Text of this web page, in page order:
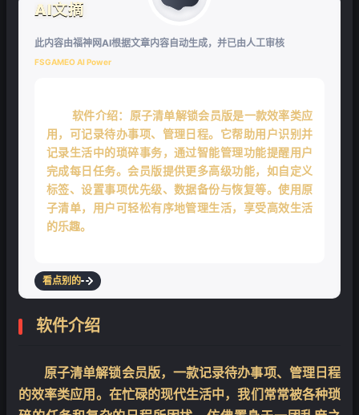
AI文摘
此内容由福神网AI根据文章内容自动生成，并已由人工审核
FSGAMEO AI Power
软件介绍：原子清单解锁会员版是一款效率类应
用，可记录待办事项、管理日程。它帮助用户识别并
记录生活中的琐碎事务，通过智能管理功能提醒用户
完成每日任务。会员版提供更多高级功能，如自定义
标签、设置事项优先级、数据备份与恢复等。使用原
子清单，用户可轻松有序地管理生活，享受高效生活
的乐趣。
看点别的
软件介绍
原子清单解锁会员版，一款记录待办事项、管理日程
的效率类应用。在忙碌的现代生活中，我们常常被各种琐